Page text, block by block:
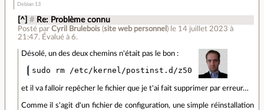
Debian 13
[^] # Re: Problème connu
Posté par Cyril Brulebois(site web personnel ) le 14 juillet 2023 à
21:47. Évalué à 6.
Désolé, un des deux chemins n'était pas le bon :
et il va falloir repêcher le fichier que je t'ai fait supprimer par erreur…
Comme il s'agit d'un fichier de configuration, une simple réinstallation